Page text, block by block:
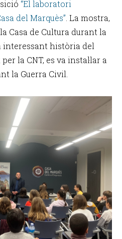
“El laboratori
del Marquès” . La mostra,
Casa de Cultura durant la
interessant història del
la CNT, es va instal·lar a
la Guerra Civil.